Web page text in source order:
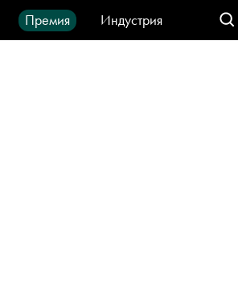
Премия
Индустрия
IT-продукты